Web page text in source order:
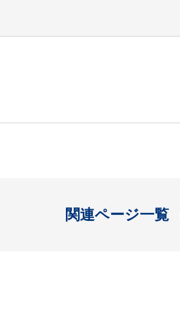
関連ページ一覧
開く